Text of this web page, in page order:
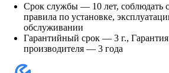
Срок службы — 10 лет, соблюдать
правила по установке,
обслуживании
Гарантийный срок — 3 г.,
производителя — 3 года